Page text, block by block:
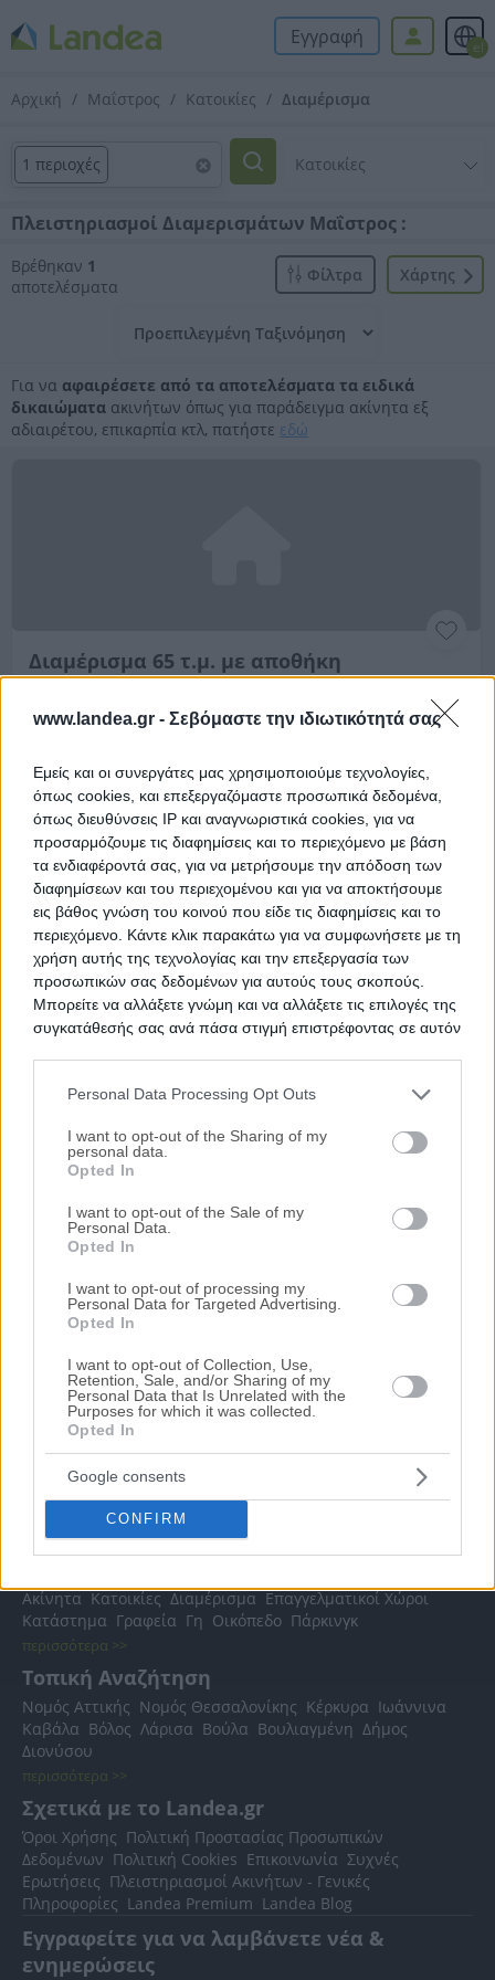
www.landea.gr - Σεβόμαστε την ιδιωτικότητά σας
Εμείς και οι συνεργάτες μας χρησιμοποιούμε τεχνολογίες,
όπως cookies, και επεξεργαζόμαστε προσωπικά δεδομένα,
όπως διευθύνσεις IP και αναγνωριστικά cookies, για να
προσαρμόζουμε τις διαφημίσεις και το περιεχόμενο με βάση
τα ενδιαφέροντά σας, για να μετρήσουμε την απόδοση των
διαφημίσεων και του περιεχομένου και για να αποκτήσουμε
εις βάθος γνώση του κοινού που είδε τις διαφημίσεις και το
περιεχόμενο. Κάντε κλικ παρακάτω για να συμφωνήσετε με τη
χρήση αυτής της τεχνολογίας και την επεξεργασία των
προσωπικών σας δεδομένων για αυτούς τους σκοπούς.
Μπορείτε να αλλάξετε γνώμη και να αλλάξετε τις επιλογές της
συγκατάθεσής σας ανά πάσα στιγμή επιστρέφοντας σε αυτόν
services and may gather and store information including but
not limited to your visit or usage behaviour. You may click to
grant or deny consent to Google and its third-party tags to
use your data for below specified purposes in below Google
consent section.
Personal Data Processing Opt Outs
I want to opt-out of the Sharing of my
personal data.
Opted In
I want to opt-out of the Sale of my
Personal Data.
Opted In
I want to opt-out of processing my
Personal Data for Targeted Advertising.
Opted In
I want to opt-out of Collection, Use,
Retention, Sale, and/or Sharing of my
Personal Data that Is Unrelated with the
Purposes for which it was collected.
Opted In
Google consents
CONFIRM
Εγγραφή el
Αρχική Μαΐστρος Κατοικίες Διαμέρισμα
1 περιοχές
Πλειστηριασμοί Διαμερισμάτων Μαΐστρος :
Βρέθηκαν 1
αποτελέσματα
Xάρτης
Φίλτρα
Για να αφαιρέσετε από τα αποτελέσματα τα ειδικά
δικαιώματα ακινήτων όπως για παράδειγμα ακίνητα εξ
αδιαιρέτου, επικαρπία κτλ, πατήστε εδώ
Διαμέρισμα 65 τ.μ. με αποθήκη
3ος
Χρηματοδότηση
Πρώτη Προσφορά:
78.300 €
Ημ. Διεξαγωγής:
07/10/2026
Αποθηκεύστε την αναζήτησή σας για να λαμβάνετε
ενημέρωση όταν προστίθενται νέα ακίνητα
Αποθήκευση
Ψάχνετε γιαΔιαμέρισμα σε πλειστηριασμό σεΜαΐστρος;
Εδώ μπορείτε να βρείτε την επίσημη λίστα με τους
ηλεκτρονικούς πλειστηριασμούς ακινήτωνσεΜαΐστρος, η
αναζήτησης μπορείτε να περιορίσετε τα ακίνητα και να
Σχετικές Αναζητήσεις
Ακινήτων - Κατοικιών Μαΐστρος
Ακίνητα Κατοικίες Διαμέρισμα Επαγγελματικοί Χώροι
Κατάστημα Γραφεία Γη Οικόπεδο Πάρκινγκ
περισσότερα >>
Τοπική Αναζήτηση
Νομός Αττικής Νομός Θεσσαλονίκης Κέρκυρα Ιωάννινα
Καβάλα Βόλος Λάρισα Βούλα Βουλιαγμένη Δήμος
Διονύσου
περισσότερα >>
Σχετικά με το Landea.gr
Όροι Χρήσης Πολιτική Προστασίας Προσωπικών
Δεδομένων Πολιτική Cookies Επικοινωνία Συχνές
Ερωτήσεις Πλειστηριασμοί Ακινήτων - Γενικές
Πληροφορίες Landea Premium Landea Blog
Εγγραφείτε για να λαμβάνετε νέα &
ενημερώσεις